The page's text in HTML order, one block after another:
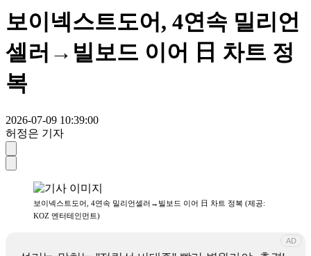
보이넥스트도어, 4연속 밀리언
셀러→빌보드 이어 日 차트 정
복
2026-07-09 10:39:00
허정은 기자
보이넥스트도어, 4연속 밀리언셀러→빌보드 이어 日 차트 정복 (제공:
KOZ 엔터테인먼트)